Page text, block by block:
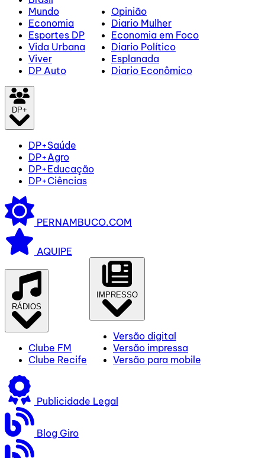
Mundo
Economia
Esportes DP
Vida Urbana
Viver
DP Auto
Opinião
Diario Mulher
Economia em Foco
Diario Político
Esplanada
Diario Econômico
DP+
DP+Saúde
DP+Agro
DP+Educação
DP+Ciências
PERNAMBUCO.COM
AQUIPE
RÁDIOS
Clube FM
Clube Recife
IMPRESSO
Versão digital
Versão impressa
Versão para mobile
Publicidade Legal
Blog Giro